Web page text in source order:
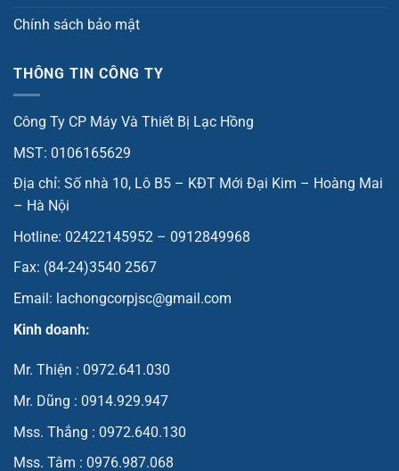
Chính sách bảo mật
THÔNG TIN CÔNG TY
Công Ty CP Máy Và Thiết Bị Lạc Hồng
MST: 0106165629
Địa chỉ: Số nhà 10, Lô B5 – KĐT Mới Đại Kim – Hoàng Mai
– Hà Nội
Hotline: 02422145952 – 0912849968
Fax: (84-24)3540 2567
Email: lachongcorpjsc@gmail.com
Kinh doanh:
Mr. Thiện : 0972.641.030
Mr. Dũng : 0914.929.947
Mss. Thắng : 0972.640.130
Mss. Tâm : 0976.987.068